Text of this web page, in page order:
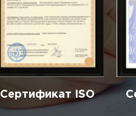
Сертификат ISO